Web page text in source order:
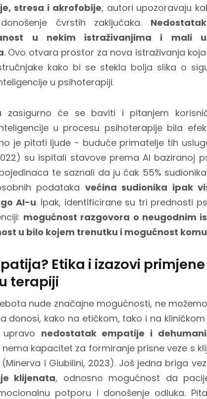
stresa i akrofobije, autori upozoravaju
čvrstih zaključaka.
u nekim istraživanjima i mali
. Ovo otvara prostor za nova istraživanja
kako bi se stekla bolja slika o
u psihoterapiji.
zasigurno će se baviti i pitanjem
u procesu psihoterapije bila
je pitati ljude - buduće primatelje tih
su ispitali stavove prema AI baziranoj
te saznali da ju čak 55%
podataka većina sudionika ipak
AI-u. Ipak, identificirane su tri prednosti
mogućnost razgovora o neugodnim
u bilo kojem trenutku i mogućnost
Etika i izazovi
terapiji
nude značajne mogućnosti, ne
donosi, kako na etičkom, tako i na
nedostatak empatije i
kapacitet za formiranje prisne veze s
i Giubilini, 2023). Još jedna briga
klijenata, odnosno mogućnost da
potporu i donošenje odluka.